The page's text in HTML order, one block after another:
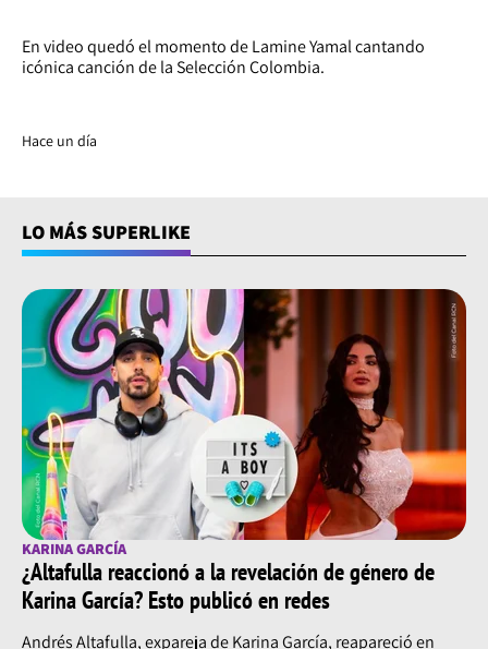
En video quedó el momento de Lamine Yamal cantando
icónica canción de la Selección Colombia.
Hace un día
LO MÁS SUPERLIKE
KARINA GARCÍA
¿Altafulla reaccionó a la revelación de género de
Karina García? Esto publicó en redes
Andrés Altafulla, expareja de Karina García, reapareció en